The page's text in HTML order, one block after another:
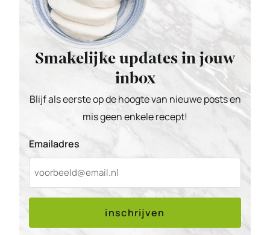
Smakelijke updates in jouw
inbox
Blijf als eerste op de hoogte van nieuwe posts en
mis geen enkele recept!
Emailadres
inschrijven